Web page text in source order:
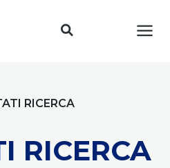
RICERCA
RICERCA